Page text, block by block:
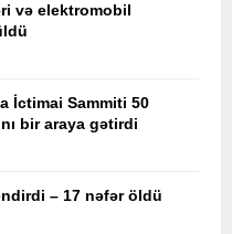
və elektromobil
İctimai Sammiti 50
bir araya gətirdi
– 17 nəfər öldü